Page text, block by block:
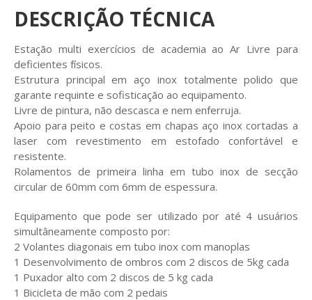
DESCRIÇÃO TÉCNICA
Estação multi exercícios de academia ao Ar Livre para
deficientes físicos.
Estrutura principal em aço inox totalmente polido que
garante requinte e sofisticação ao equipamento.
Livre de pintura, não descasca e nem enferruja.
Apoio para peito e costas em chapas aço inox cortadas a
laser com revestimento em estofado confortável e
resistente.
Rolamentos de primeira linha em tubo inox de secção
circular de 60mm com 6mm de espessura.
Equipamento que pode ser utilizado por até 4 usuários
simultâneamente composto por:
2 Volantes diagonais em tubo inox com manoplas
1 Desenvolvimento de ombros com 2 discos de 5kg cada
1 Puxador alto com 2 discos de 5 kg cada
1 Bicicleta de mão com 2 pedais